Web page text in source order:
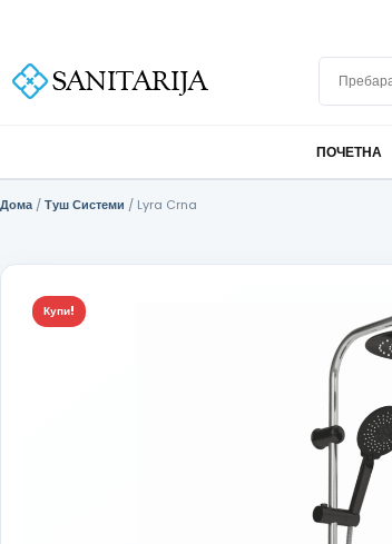
ПОЧЕТНА
Дома/Туш Системи / Lyra Crna
Купи!